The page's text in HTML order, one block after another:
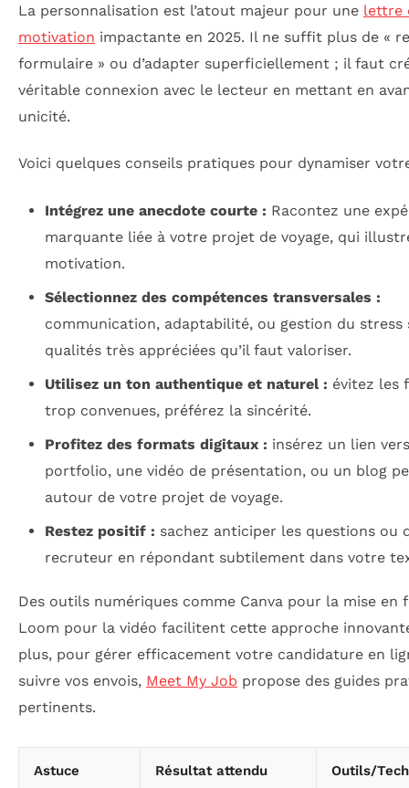
La personnalisation est l’atout majeur pour une lettre
motivation impactante en 2025. Il ne suffit plus de «
formulaire » ou d’adapter superficiellement ; il faut
véritable connexion avec le lecteur en mettant en
unicité.
Voici quelques conseils pratiques pour dynamiser
Intégrez une anecdote courte : Racontez une
marquante liée à votre projet de voyage, qui
motivation.
Sélectionnez des compétences transversales :
communication, adaptabilité, ou gestion du stress
qualités très appréciées qu’il faut valoriser.
Utilisez un ton authentique et naturel : évitez les
trop convenues, préférez la sincérité.
Profitez des formats digitaux : insérez un lien
portfolio, une vidéo de présentation, ou un blog
autour de votre projet de voyage.
Restez positif : sachez anticiper les questions ou
recruteur en répondant subtilement dans votre
Des outils numériques comme Canva pour la mise en
Loom pour la vidéo facilitent cette approche
plus, pour gérer efficacement votre candidature en
suivre vos envois, Meet My Job propose des guides
pertinents.
Astuce Résultat attendu Outils/